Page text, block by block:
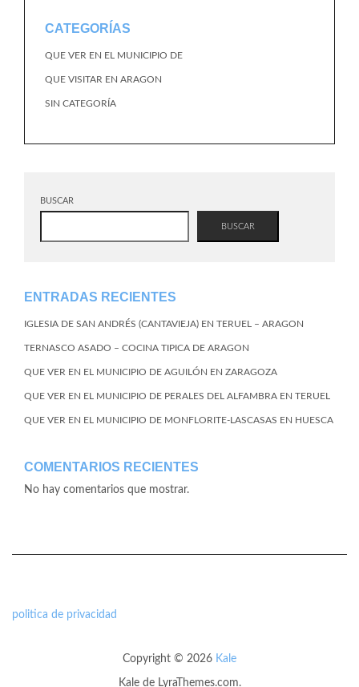
CATEGORÍAS
QUE VER EN EL MUNICIPIO DE
QUE VISITAR EN ARAGON
SIN CATEGORÍA
BUSCAR
BUSCAR
ENTRADAS RECIENTES
IGLESIA DE SAN ANDRÉS (CANTAVIEJA) EN TERUEL – ARAGON
TERNASCO ASADO – COCINA TIPICA DE ARAGON
QUE VER EN EL MUNICIPIO DE AGUILÓN EN ZARAGOZA
QUE VER EN EL MUNICIPIO DE PERALES DEL ALFAMBRA EN TERUEL
QUE VER EN EL MUNICIPIO DE MONFLORITE-LASCASAS EN HUESCA
COMENTARIOS RECIENTES
No hay comentarios que mostrar.
politica de privacidad
Copyright © 2026 Kale
Kalede LyraThemes.com.